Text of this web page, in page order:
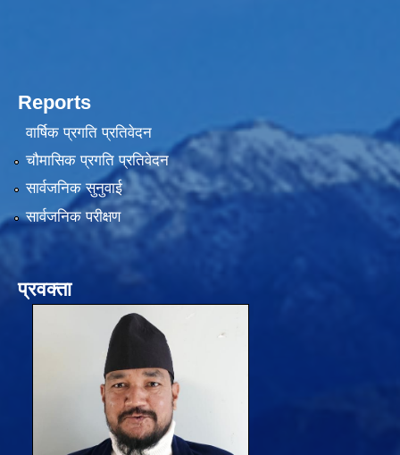
Reports
वार्षिक प्रगति प्रतिवेदन
चौमासिक प्रगति प्रतिवेदन
सार्वजनिक सुनुवाई
सार्वजनिक परीक्षण
प्रवक्ता